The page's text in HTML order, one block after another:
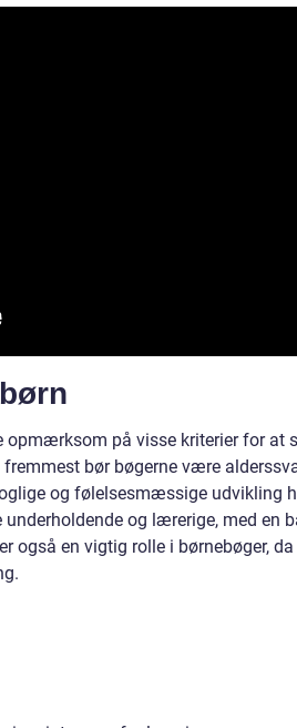
på visse kriterier for at
bør bøgerne være
og følelsesmæssige udvikling
og lærerige, med en
en vigtig rolle i børnebøger,